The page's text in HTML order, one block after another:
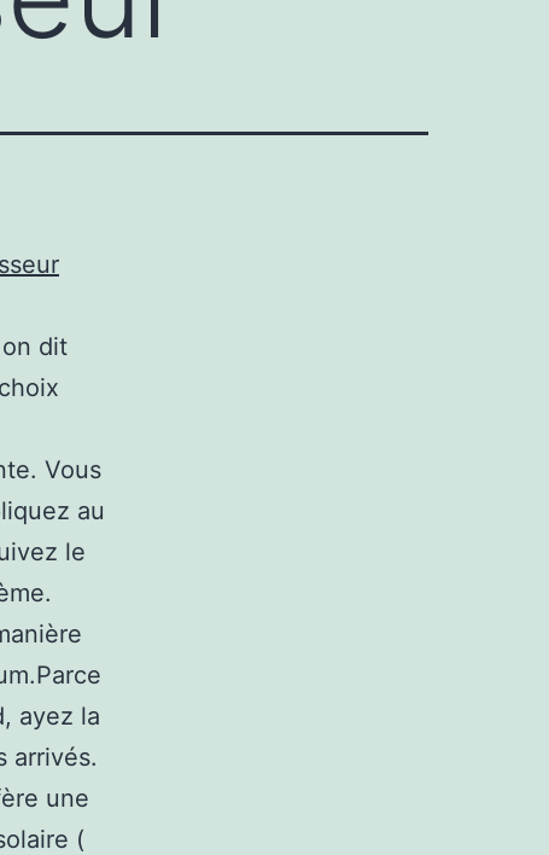
dit
Vous
au
le
ayez la
arrivés.
une
(